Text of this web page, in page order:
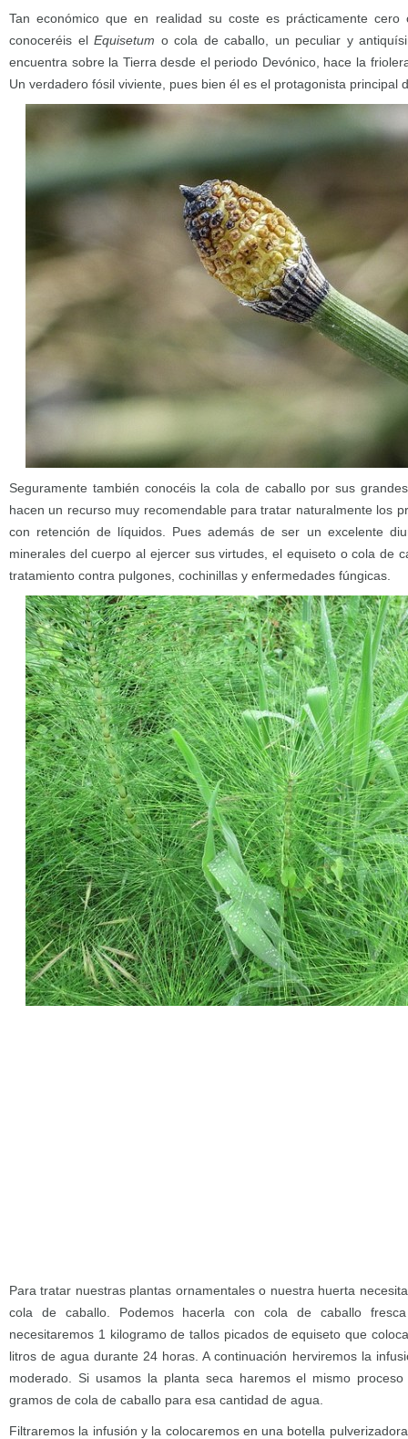
Tan económico que en realidad su coste es prácticamente
conoceréis elEquisetum o cola de caballo, un peculiar y
encuentra sobre la Tierra desde el periodo Devónico, hace la
Un verdadero fósil viviente, pues bien él es el protagonista principal
Seguramente también conocéis la cola de caballo por sus
hacen un recurso muy recomendable para tratar naturalmente los
con retención de líquidos. Pues además de ser un excelente
minerales del cuerpo al ejercer sus virtudes, el equiseto o cola de
tratamiento contra pulgones, cochinillas y enfermedades fúngicas.
Para tratar nuestras plantas ornamentales o nuestra huerta
cola de caballo. Podemos hacerla con cola de caballo
necesitaremos 1 kilogramo de tallos picados de equiseto que
litros de agua durante 24 horas. A continuación herviremos la
moderado. Si usamos la planta seca haremos el mismo
gramos de cola de caballo para esa cantidad de agua.
Filtraremos la infusión y la colocaremos en una botella